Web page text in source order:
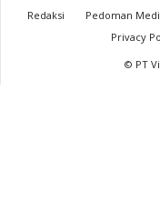
Redaksi Pedoman
Privacy
© PT